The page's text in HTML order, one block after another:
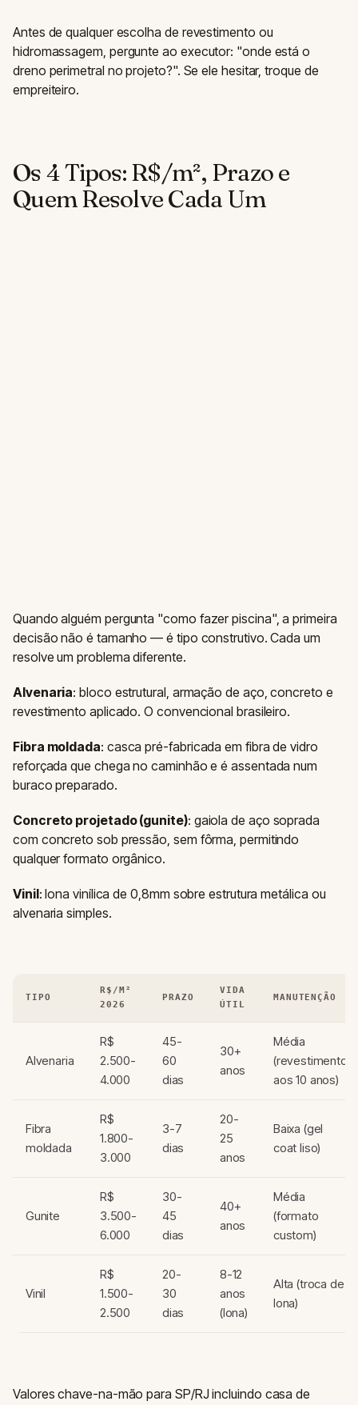
Antes de qualquer escolha de revestimento ou
hidromassagem, pergunte ao executor: "onde está o
dreno perimetral no projeto?". Se ele hesitar, troque de
empreiteiro.
Os 4 Tipos: R$/m², Prazo e
Quem Resolve Cada Um
Quando alguém pergunta "como fazer piscina", a primeira
decisão não é tamanho — é tipo construtivo. Cada um
resolve um problema diferente.
Alvenaria: bloco estrutural, armação de aço, concreto e
revestimento aplicado. O convencional brasileiro.
Fibra moldada: casca pré-fabricada em fibra de vidro
reforçada que chega no caminhão e é assentada num
buraco preparado.
Concreto projetado (gunite): gaiola de aço soprada
com concreto sob pressão, sem fôrma, permitindo
qualquer formato orgânico.
Vinil: lona vinílica de 0,8mm sobre estrutura metálica ou
alvenaria simples.
TIPO
R$/M²
2026
PRAZO
VIDA
ÚTIL
MANUTENÇÃO
Alvenaria
R$
2.500-
4.000
45-
60
dias
30+
anos
Média
(revestimento
aos 10 anos)
Fibra
moldada
R$
1.800-
3.000
3-7
dias
20-
25
anos
Baixa (gel
coat liso)
Gunite
R$
3.500-
6.000
30-
45
dias
40+
anos
Média
(formato
custom)
Vinil
R$
1.500-
2.500
20-
30
dias
8-12
anos
(lona)
Alta (troca de
lona)
Valores chave-na-mão para SP/RJ incluindo casa de